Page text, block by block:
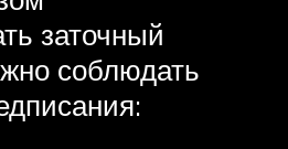
заточный
соблюдать